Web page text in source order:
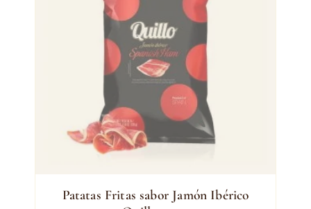
Patatas Fritas sabor Jamón Ibérico